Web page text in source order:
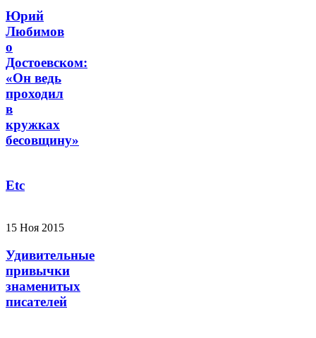
Юрий
Любимов
о
Достоевском:
«Он ведь
проходил
в
кружках
бесовщину»
Etc
15 Ноя 2015
Удивительные
привычки
знаменитых
писателей